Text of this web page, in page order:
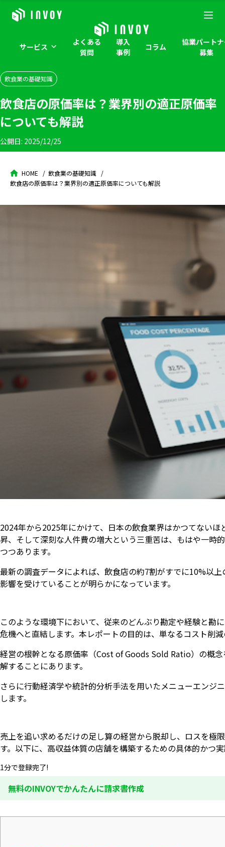
サービス
よくある
質問
導入
事例
コラム
協業パート
募集
飲食業の基礎知識
飲食店の原価率は？業界別の適正原価率
についても解説
公開日: 2025/12/25
HOME
飲食業の基礎知識
飲食店の原価率は？業界別の適正原価率についても解説
2024年から2025年にかけて、日本の飲食業界はかつてない
昇、そして深刻な人件費の増大という三重苦は、もはや一時
つつあります。
最新の調査データによれば、飲食店の約7割がすでに10%以
影響を受けていることが明らかになっています。
このような環境下において、従来のどんぶり勘定や経験と勘
危機へと直結します。本レポートの目的は、単なるコスト削
経営の根幹となる原価率（Cost of Goods Sold Ratio）の概
解することにあります。
さらに行動経済学や統計的分析手法を用いたメニューエンジ
します。
売上を追い求めるだけの足し算の経営から脱却し、ロスを極
す。以下に、高収益体質の店舗を構築するための具体的かつ
1分で登録完了!
無料のINVOYでかんたんに請求書作成